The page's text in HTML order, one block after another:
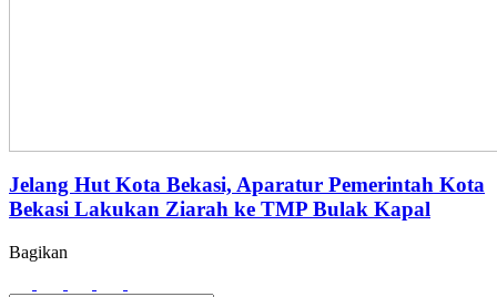
Jelang Hut Kota Bekasi, Aparatur Pemerintah Kota
Bekasi Lakukan Ziarah ke TMP Bulak Kapal
Bagikan